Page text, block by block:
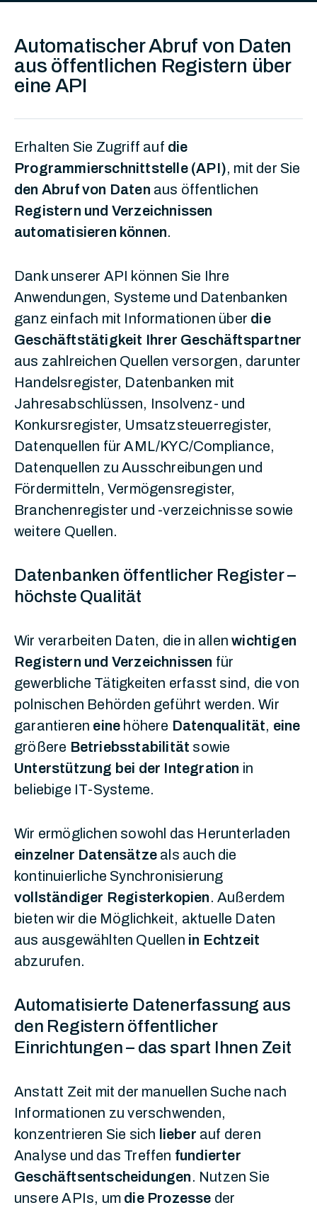
Automatischer Abruf von Daten
aus öffentlichen Registern über
eine API
Erhalten Sie Zugriff auf die
Programmierschnittstelle (API), mit der Sie
den Abruf von Daten aus öffentlichen
Registern und Verzeichnissen
automatisieren können.
Dank unserer API können Sie Ihre
Anwendungen, Systeme und Datenbanken
ganz einfach mit Informationen über die
Geschäftstätigkeit Ihrer Geschäftspartner
aus zahlreichen Quellen versorgen, darunter
Handelsregister, Datenbanken mit
Jahresabschlüssen, Insolvenz- und
Konkursregister, Umsatzsteuerregister,
Datenquellen für AML/KYC/Compliance,
Datenquellen zu Ausschreibungen und
Fördermitteln, Vermögensregister,
Branchenregister und -verzeichnisse sowie
weitere Quellen.
Datenbanken öffentlicher Register –
höchste Qualität
Wir verarbeiten Daten, die in allenwichtigen
Registern und Verzeichnissen für
gewerbliche Tätigkeiten erfasst sind, die von
polnischen Behörden geführt werden. Wir
garantieren eine höhere Datenqualität, eine
größere Betriebsstabilität sowie
Unterstützung bei der Integration in
beliebige IT-Systeme.
Wir ermöglichen sowohl das Herunterladen
einzelner Datensätze als auch die
kontinuierliche Synchronisierung
vollständiger Registerkopien. Außerdem
bieten wir die Möglichkeit, aktuelle Daten
aus ausgewählten Quellen in Echtzeit
abzurufen.
Automatisierte Datenerfassung aus
den Registern öffentlicher
Einrichtungen – das spart Ihnen Zeit
Anstatt Zeit mit der manuellen Suche nach
Informationen zu verschwenden,
konzentrieren Sie sich lieber auf deren
Analyse und das Treffen fundierter
Geschäftsentscheidungen. Nutzen Sie
unsere APIs, um die Prozesse der